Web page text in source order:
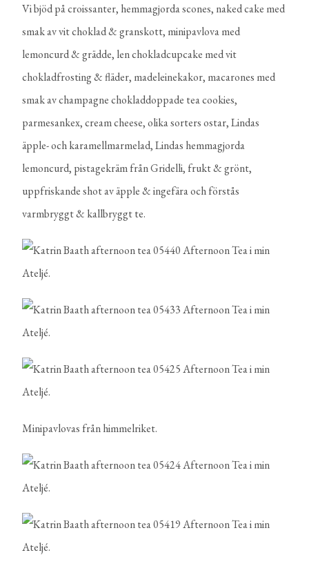
Vi bjöd på croissanter, hemmagjorda scones, naked cake med
smak av vit choklad & granskott, minipavlova med
lemoncurd & grädde, len chokladcupcake med vit
chokladfrosting & fläder, madeleinekakor, macarones med
smak av champagne chokladdoppade tea cookies,
parmesankex, cream cheese, olika sorters ostar, Lindas
äpple- och karamellmarmelad, Lindas hemmagjorda
lemoncurd, pistagekräm från Gridelli, frukt & grönt,
uppfriskande shot av äpple & ingefära och förstås
varmbryggt & kallbryggt te.
Minipavlovas från himmelriket.